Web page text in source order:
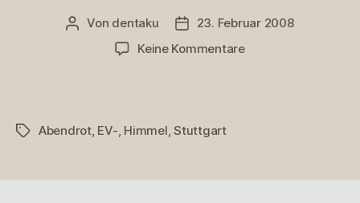
Beitragsautor
Von dentaku Veröffentlichungsdatum
23. Februar 2008
Keine Kommentarezu
Schlagwörter
Abendrot, EV- Himmel ,Stuttgart